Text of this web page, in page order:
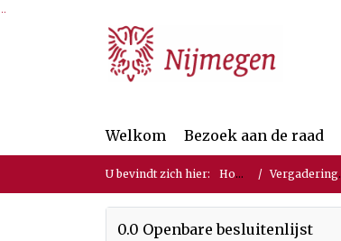
Ga naar de inhoud van deze pagina
Ga naar het zoeken
Ga naar het menu
Welkom Bezoek aan de raad
U bevindt zich hier: Home Vergaderingen
0.0 Openbare besluitenlijst